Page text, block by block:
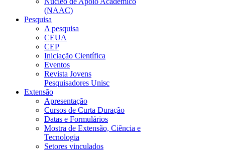
(NAAC)
Pesquisa
A pesquisa
CEUA
CEP
Iniciação Científica
Eventos
Revista Jovens
Pesquisadores Unisc
Extensão
Apresentação
Cursos de Curta Duração
Datas e Formulários
Mostra de Extensão, Ciência e
Tecnologia
Setores vinculados